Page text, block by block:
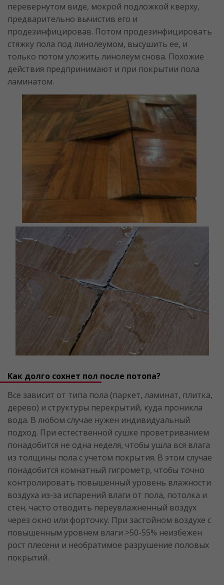
перевернутом виде, мокрой подложкой кверху,
предварительно вычистив его и
продезинфицировав. Потом продезинфицировать
стяжку пола под линолеумом, высушить ее, и
только потом уложить линолеум снова. Похожие
действия предпринимают и при покрытии пола
ламинатом.
Как долго сохнет пол после потопа?
Все зависит от типа пола (паркет, ламинат, плитка,
дерево) и структуры перекрытий, куда проникла
вода. В любом случае нужен индивидуальный
подход. При естественной сушке проветриванием
понадобится не одна неделя, чтобы ушла вся влага
из толщины пола с учетом покрытия. В этом случае
понадобится комнатный гигрометр, чтобы точно
контролировать повышенный уровень влажности
воздуха из-за испарений влаги от пола, потолка и
стен, часто отводить переувлажненный воздух
через окно или форточку. При застойном воздухе с
повышенным уровнем влаги >50-55% неизбежен
рост плесени и необратимое разрушение половых
покрытий.